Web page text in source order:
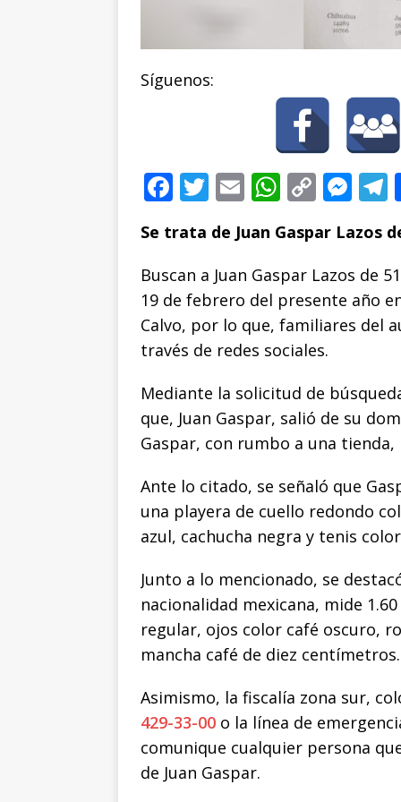
Síguenos:
F
c
e
b
o
o
k
T
w
it
te
r
E
ai
l
W
at
s
A
p
p
C
p
y
Li
n
k
M
ss
e
n
g
r
el
g
Se trata de Juan Gaspar Lazos
Buscan a Juan Gaspar Lazos de
19 de febrero del presente año
Calvo, por lo que, familiares del
través de redes sociales.
Mediante la solicitud de
que, Juan Gaspar, salió de su
Gaspar, con rumbo a una
Ante lo citado, se señaló que
una playera de cuello redondo
azul, cachucha negra y tenis
Junto a lo mencionado, se
nacionalidad mexicana, mide
regular, ojos color café oscuro,
mancha café de diez centímetros.
Asimismo, la fiscalía zona sur,
429-33-00 o la línea de
comunique cualquier persona
de Juan Gaspar.